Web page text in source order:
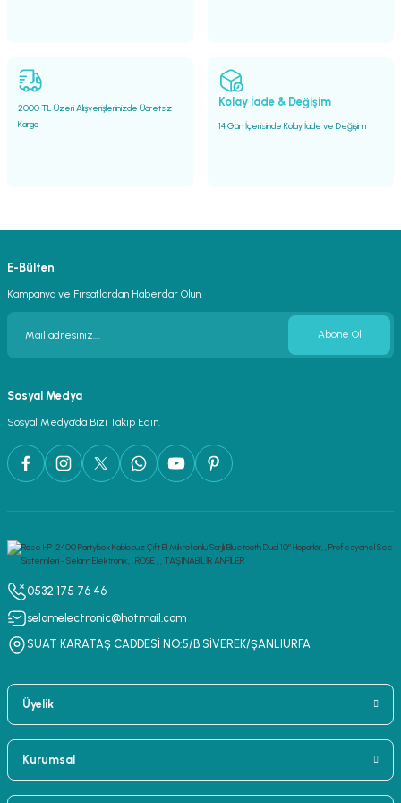
2000 TL Üzeri Alışverişlerinizde Ücretsiz
Kargo
Kolay İade & Değişim
14 Gün İçerisinde Kolay İade ve Değişim
E-Bülten
Kampanya ve Fırsatlardan Haberdar Olun!
Abone Ol
Sosyal Medya
Sosyal Medya’da Bizi Takip Edin.
0532 175 76 46
selamelectronic@hotmail.com
SUAT KARATAŞ CADDESİ NO:5/B SİVEREK/ŞANLIURFA
Üyelik
Kurumsal